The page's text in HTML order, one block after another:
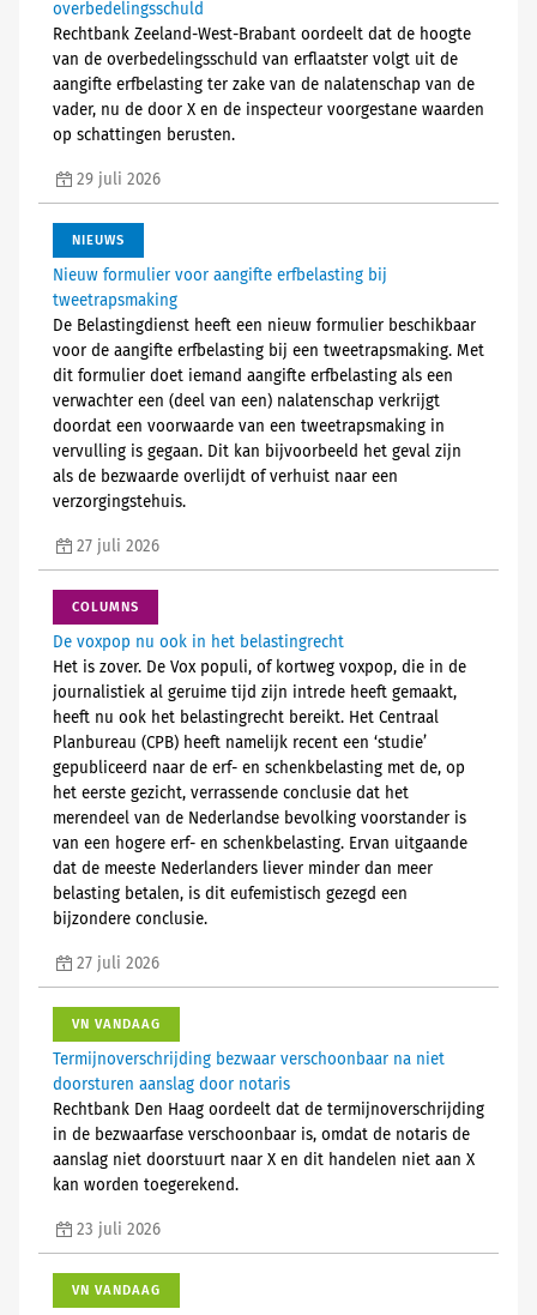
overbedelingsschuld
Rechtbank Zeeland-West-Brabant oordeelt dat de hoogte
van de overbedelingsschuld van erflaatster volgt uit de
aangifte erfbelasting ter zake van de nalatenschap van de
vader, nu de door X en de inspecteur voorgestane waarden
op schattingen berusten.
29 juli 2026
NIEUWS
Nieuw formulier voor aangifte erfbelasting bij
tweetrapsmaking
De Belastingdienst heeft een nieuw formulier beschikbaar
voor de aangifte erfbelasting bij een tweetrapsmaking. Met
dit formulier doet iemand aangifte erfbelasting als een
verwachter een (deel van een) nalatenschap verkrijgt
doordat een voorwaarde van een tweetrapsmaking in
vervulling is gegaan. Dit kan bijvoorbeeld het geval zijn
als de bezwaarde overlijdt of verhuist naar een
verzorgingstehuis.
27 juli 2026
COLUMNS
De voxpop nu ook in het belastingrecht
Het is zover. De Vox populi, of kortweg voxpop, die in de
journalistiek al geruime tijd zijn intrede heeft gemaakt,
heeft nu ook het belastingrecht bereikt. Het Centraal
Planbureau (CPB) heeft namelijk recent een ‘studie’
gepubliceerd naar de erf- en schenkbelasting met de, op
het eerste gezicht, verrassende conclusie dat het
merendeel van de Nederlandse bevolking voorstander is
van een hogere erf- en schenkbelasting. Ervan uitgaande
dat de meeste Nederlanders liever minder dan meer
belasting betalen, is dit eufemistisch gezegd een
bijzondere conclusie.
27 juli 2026
VN VANDAAG
Termijnoverschrijding bezwaar verschoonbaar na niet
doorsturen aanslag door notaris
Rechtbank Den Haag oordeelt dat de termijnoverschrijding
in de bezwaarfase verschoonbaar is, omdat de notaris de
aanslag niet doorstuurt naar X en dit handelen niet aan X
kan worden toegerekend.
23 juli 2026
VN VANDAAG